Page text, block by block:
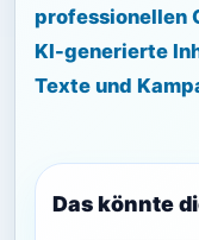
professionellen
KI-generierte
Texte und
Das könnte